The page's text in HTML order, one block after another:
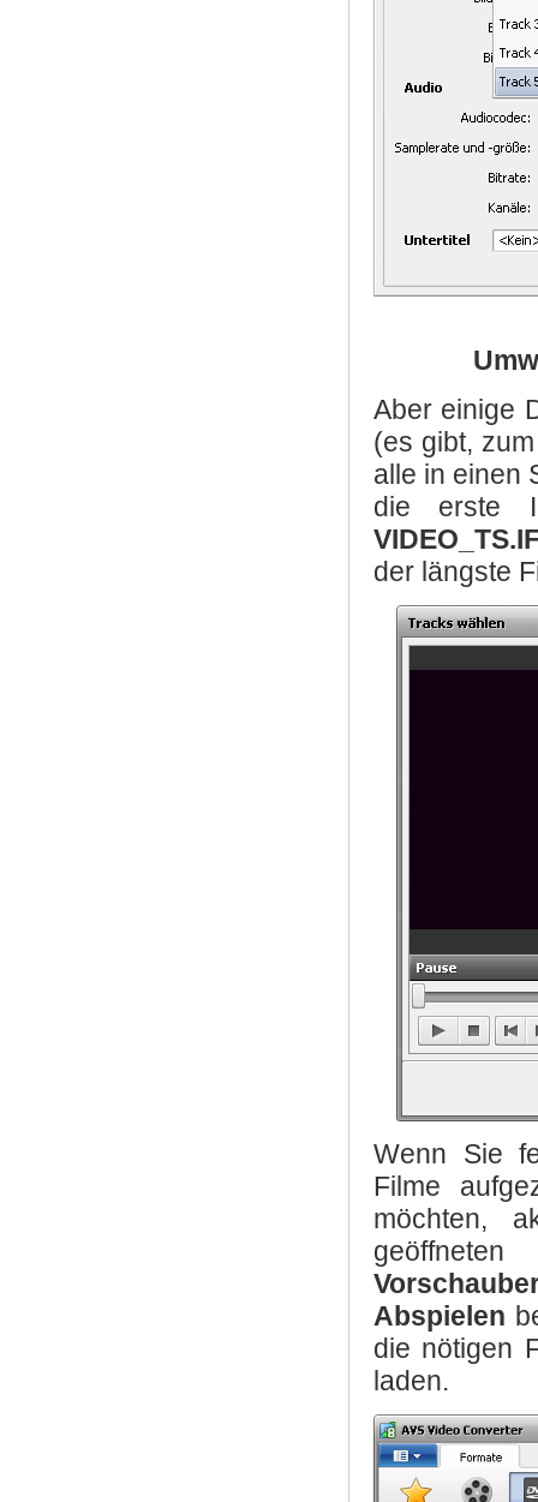
Aber einige
(es gibt,
alle in einen
die erste
der längste
Wenn Sie
Filme
möchten,
Abspielen
die nötigen
laden.